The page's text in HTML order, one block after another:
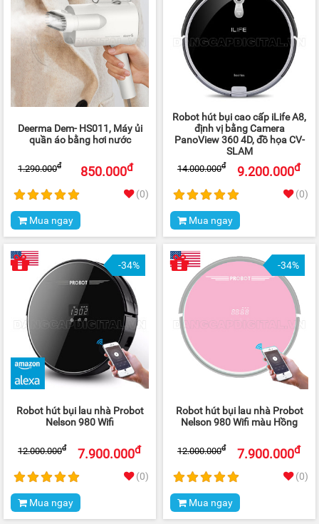
Deerma Dem- HS011, Máy ủi
quần áo bằng hơi nước
850.000đ
1.290.000đ
(0)
Mua ngay
Robot hút bụi cao cấp iLife A8,
định vị bằng Camera
PanoView 360 4D, đồ họa CV-
SLAM
9.200.000đ
14.000.000đ
(0)
Mua ngay
-34%
Robot hút bụi lau nhà Probot
Nelson 980 Wifi
7.900.000đ
12.000.000đ
(0)
Mua ngay
-34%
Robot hút bụi lau nhà Probot
Nelson 980 Wifi màu Hồng
7.900.000đ
12.000.000đ
(0)
Mua ngay